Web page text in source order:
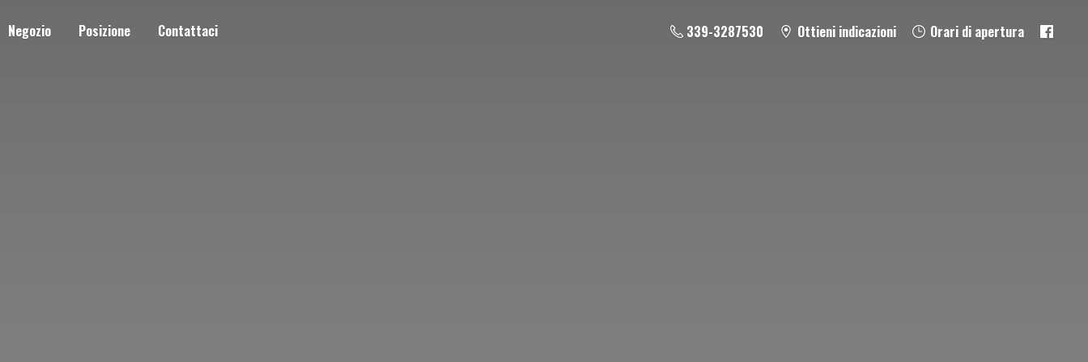
Negozio Posizione Contattaci 339-3287530 Ottieni indicazioni Orari di apertura